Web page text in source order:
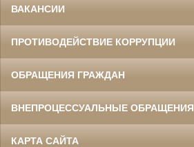
ВАКАНСИИ
ПРОТИВОДЕЙСТВИЕ КОРРУПЦИИ
ОБРАЩЕНИЯ ГРАЖДАН
ВНЕПРОЦЕССУАЛЬНЫЕ ОБРАЩЕНИЯ
КАРТА САЙТА